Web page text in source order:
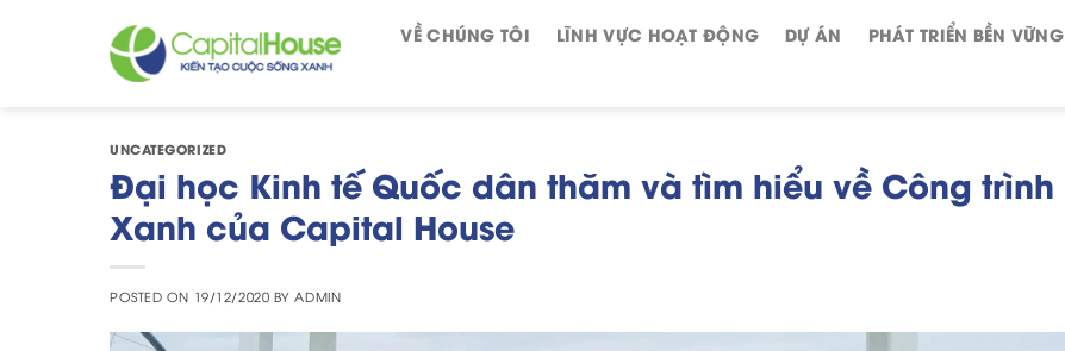
VỀ CHÚNG TÔI LĨNH VỰC HOẠT ĐỘNG DỰ ÁN PHÁT TRIỂN BỀN VỮNG
UNCATEGORIZED
Đại học Kinh tế Quốc dân thăm và tìm hiểu về Công trình
Xanh của Capital House
POSTED ON 19/12/2020 BY ADMIN